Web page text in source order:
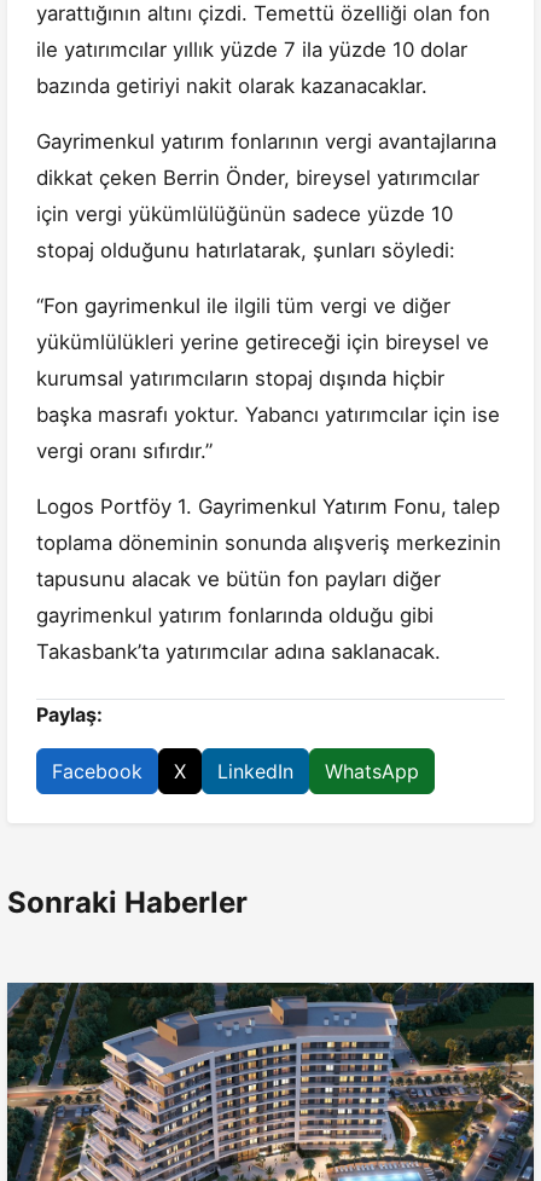
yarattığının altını çizdi. Temettü özelliği olan fon
ile yatırımcılar yıllık yüzde 7 ila yüzde 10 dolar
bazında getiriyi nakit olarak kazanacaklar.
Gayrimenkul yatırım fonlarının vergi avantajlarına
dikkat çeken Berrin Önder, bireysel yatırımcılar
için vergi yükümlülüğünün sadece yüzde 10
stopaj olduğunu hatırlatarak, şunları söyledi:
“Fon gayrimenkul ile ilgili tüm vergi ve diğer
yükümlülükleri yerine getireceği için bireysel ve
kurumsal yatırımcıların stopaj dışında hiçbir
başka masrafı yoktur. Yabancı yatırımcılar için ise
vergi oranı sıfırdır.”
Logos Portföy 1. Gayrimenkul Yatırım Fonu, talep
toplama döneminin sonunda alışveriş merkezinin
tapusunu alacak ve bütün fon payları diğer
gayrimenkul yatırım fonlarında olduğu gibi
Takasbank’ta yatırımcılar adına saklanacak.
Paylaş:
Facebook X LinkedIn WhatsApp
Sonraki Haberler